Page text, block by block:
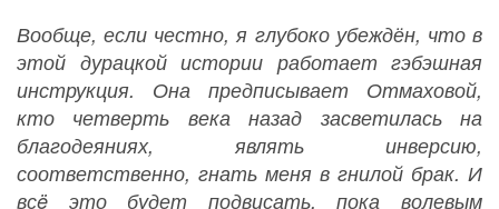
Вообще, если честно, я глубоко убеждён, что в
этой дурацкой истории работает гэбэшная
инструкция. Она предписывает Отмаховой,
кто четверть века назад засветилась на
благодеяниях, являть инверсию,
соответственно, гнать меня в гнилой брак. И
всë это будет подвисать, пока волевым